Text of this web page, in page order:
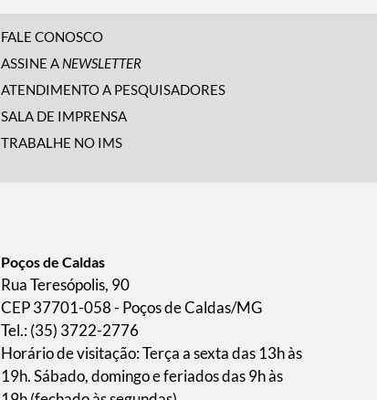
FALE CONOSCO
ASSINE A NEWSLETTER
ATENDIMENTO A PESQUISADORES
SALA DE IMPRENSA
TRABALHE NO IMS
Poços de Caldas
Rua Teresópolis, 90
CEP 37701-058 - Poços de Caldas/MG
Tel.: (35) 3722-2776
Horário de visitação: Terça a sexta das 13h às
19h. Sábado, domingo e feriados das 9h às